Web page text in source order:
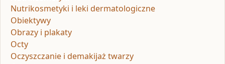
Nutrikosmetyki i leki dermatologiczne
Obiektywy
Obrazy i plakaty
Octy
Oczyszczanie i demakijaż twarzy